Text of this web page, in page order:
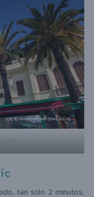
tan solo 2 minutos,